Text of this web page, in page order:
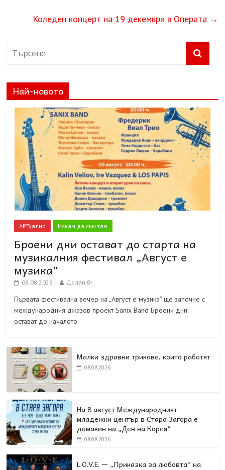
Коледен концерт на 19 декември в Операта →
Най-новото
АРТуално Искам да съм там
Броени дни остават до старта на
музикалния фестивал „Август е
музика“
08.08.2026 Долап.бг
Първата фестивална вечер на „Август е музика“ ще започне с
международния джазов проект Sanix Band Броени дни
остават до началото
Малки здравни трикове, които работят
08.08.2026
На 8 август Международният
младежки център в Стара Загора е
домакин на „Ден на Корея“
08.08.2026
L.O.V.E. — „Приказка за любовта“ на